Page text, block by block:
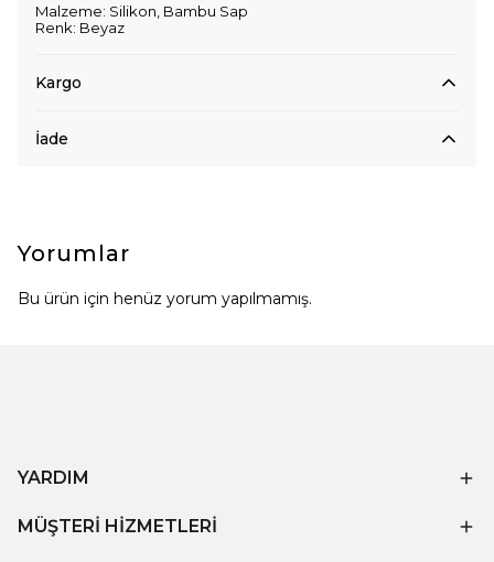
Malzeme: Silikon, Bambu Sap
Renk: Beyaz
Kargo
İade
Yorumlar
Bu ürün için henüz yorum yapılmamış.
YARDIM
MÜŞTERİ HİZMETLERİ